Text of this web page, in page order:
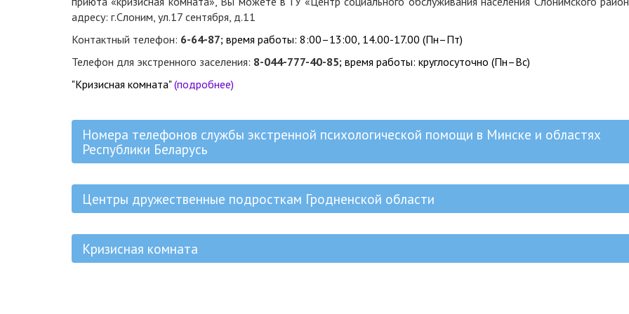
адресу: г.Слоним, ул.17 сентября, д.11
Контактный телефон: 6-64-87; время работы: 8:00–13:00, 14.00-17.00 (Пн–Пт)
Телефон для экстренного заселения: 8-044-777-40-85; время работы: круглосуточно (Пн–Вс)
"Кризисная комната"(подробнее)
Номера телефонов службы экстренной психологической помощи в Минске и областях
Республики Беларусь
Центры дружественные подросткам Гродненской области
Кризисная комната